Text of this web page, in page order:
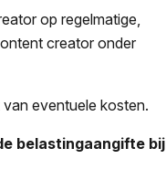
op regelmatige,
creator onder
eventuele kosten.
belastingaangifte bij